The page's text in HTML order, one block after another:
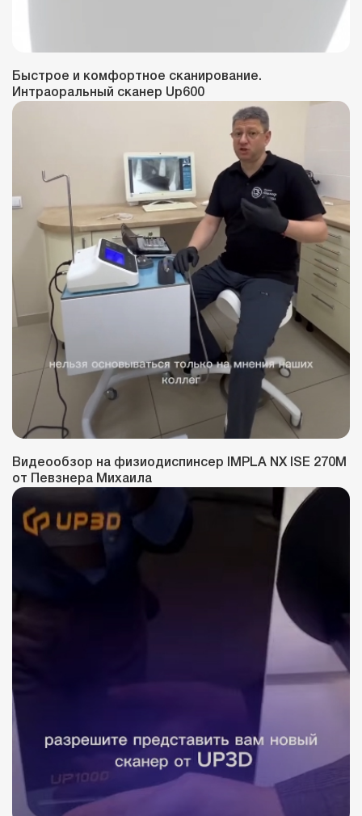
Быстрое и комфортное сканирование.
Интраоральный сканер Up600
Видеообзор на физиодиспинсер IMPLA NX ISE 270M
от Певзнера Михаила